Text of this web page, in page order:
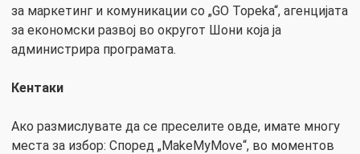
за маркетинг и комуникации со „GO Topeka“, агенцијата
за економски развој во округот Шони која ја
администрира програмата.
Кентаки
Ако размислувате да се преселите овде, имате многу
места за избор: Според „MakeMyMove“, во моментов